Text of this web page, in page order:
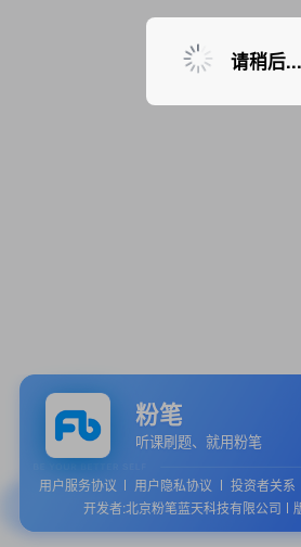
暂无课程，敬请
粉笔
听课刷题、就用粉笔
用户服务协议 用户隐私协议 投资者关系
开发者:北京粉笔蓝天科技有限公司
请稍后...